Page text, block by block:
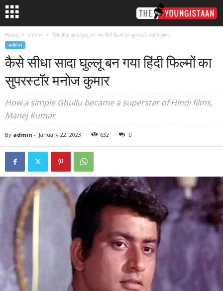
Home मनोरंजन कैसे सीधा सादा घुल्लू बन गया हिंदी फिल्मों का सुपरस्टॉर मनाेज कुमार
मनोरंजन
कैसे सीधा सादा घुल्लू बन गया हिंदी फिल्मों का
सुपरस्टॉर मनाेज कुमार
How a simple Ghullu became a superstar of Hindi films,
Manej Kumar
By admin - January 22, 2023 632 0